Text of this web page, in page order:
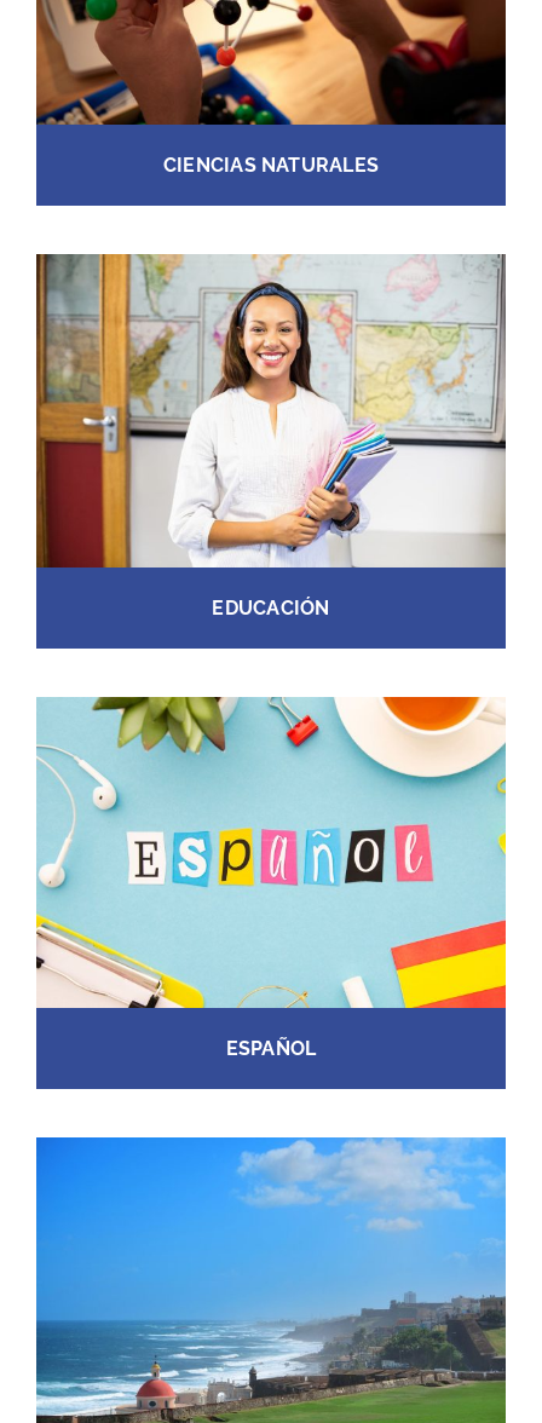
CIENCIAS NATURALES
EDUCACIÓN
ESPAÑOL